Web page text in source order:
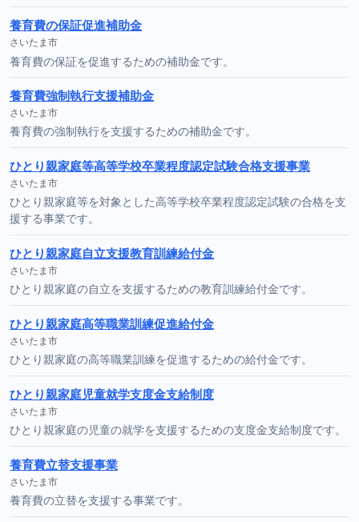
養育費の保証促進補助金
さいたま市
養育費の保証を促進するための補助金です。
養育費強制執行支援補助金
さいたま市
養育費の強制執行を支援するための補助金です。
ひとり親家庭等高等学校卒業程度認定試験合格支援事業
さいたま市
ひとり親家庭等を対象とした高等学校卒業程度認定試験の合格を支
援する事業です。
ひとり親家庭自立支援教育訓練給付金
さいたま市
ひとり親家庭の自立を支援するための教育訓練給付金です。
ひとり親家庭高等職業訓練促進給付金
さいたま市
ひとり親家庭の高等職業訓練を促進するための給付金です。
ひとり親家庭児童就学支度金支給制度
さいたま市
ひとり親家庭の児童の就学を支援するための支度金支給制度です。
養育費立替支援事業
さいたま市
養育費の立替を支援する事業です。